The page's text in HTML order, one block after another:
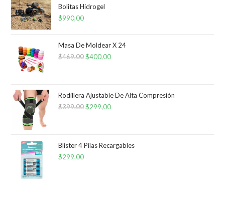
Bolitas Hidrogel
$990,00
Masa De Moldear X 24
$469,00El
era:
$469,00.
$400,00El
es:
$400,00.
Rodillera Ajustable De Alta Compresión
$399,00El
era:
$299,00El
es:
Blister 4 Pilas Recargables
$299,00